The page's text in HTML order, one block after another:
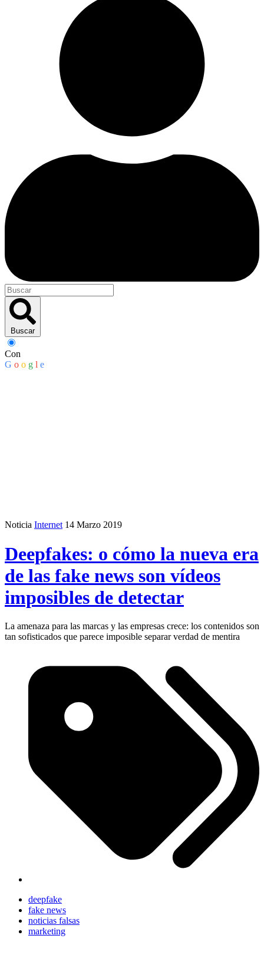
Buscar
Con
G o o g l e
Noticia Internet 14 Marzo 2019
Deepfakes: o cómo la nueva era
de las fake news son vídeos
imposibles de detectar
La amenaza para las marcas y las empresas crece: los contenidos son
tan sofisticados que parece imposible separar verdad de mentira
deepfake
fake news
noticias falsas
marketing